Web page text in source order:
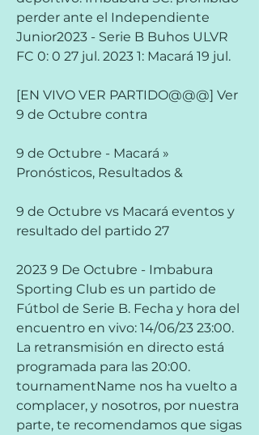
perder ante el Independiente
Junior2023 - Serie B Buhos ULVR
FC 0: 0 27 jul. 2023 1: Macará 19 jul.
[EN VIVO VER PARTIDO@@@] Ver
9 de Octubre contra
9 de Octubre - Macará »
Pronósticos, Resultados &
9 de Octubre vs Macará eventos y
resultado del partido 27
2023 9 De Octubre - Imbabura
Sporting Club es un partido de
Fútbol de Serie B. Fecha y hora del
encuentro en vivo: 14/06/23 23:00.
La retransmisión en directo está
programada para las 20:00.
tournamentName nos ha vuelto a
complacer, y nosotros, por nuestra
parte, te recomendamos que sigas